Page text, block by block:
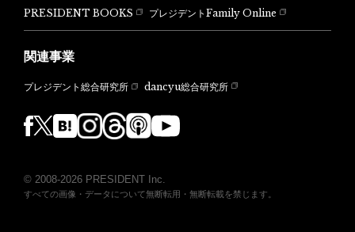
PRESIDENT BOOKS
プレジデントFamily Online
関連事業
プレジデント総合研究所 dancyu総合研究所
© 2008-2026 PRESIDENT Inc.
すべての画像・データについて無断転用・無断転載を禁じます。